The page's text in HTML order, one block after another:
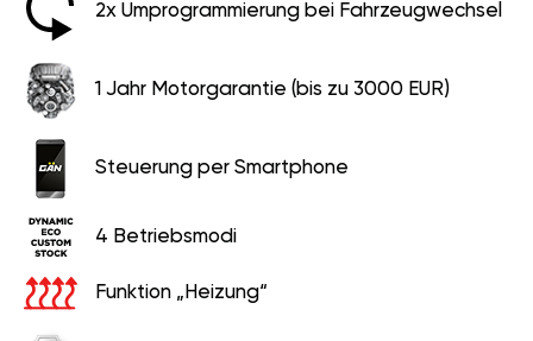
2x Umprogrammierung bei Fahrzeugwechsel
1 Jahr Motorgarantie (bis zu 3000 EUR)
Steuerung per Smartphone
4 Betriebsmodi
Funktion „Heizung“